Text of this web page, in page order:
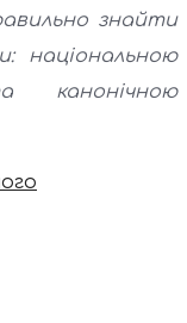
знайти
національною
канонічною